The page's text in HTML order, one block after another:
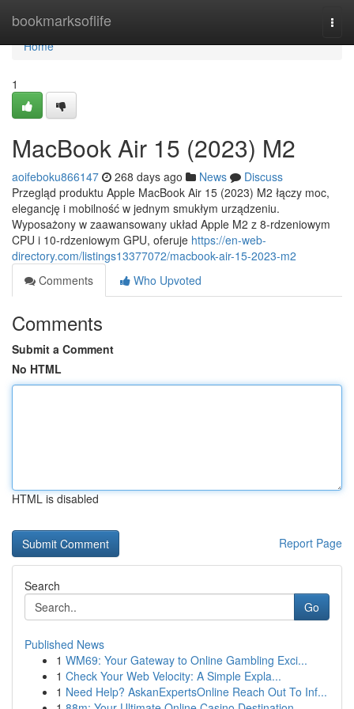
bookmarksoflife
Home
Home
1
MacBook Air 15 (2023) M2
aoifeboku866147 268 days ago News
Discuss
Przegląd produktu Apple MacBook Air 15 (2023) M2 łączy moc,
elegancję i mobilność w jednym smukłym urządzeniu.
Wyposażony w zaawansowany układ Apple M2 z 8-rdzeniowym
CPU i 10-rdzeniowym GPU, oferuje https://en-web-
directory.com/listings13377072/macbook-air-15-2023-m2
Comments
Who Upvoted
Comments
Submit a Comment
No HTML
HTML is disabled
Report Page
Search
Go
Published News
1 WM69: Your Gateway to Online Gambling Exci...
1 Check Your Web Velocity: A Simple Expla...
1 Need Help? AskanExpertsOnline Reach Out To Inf...